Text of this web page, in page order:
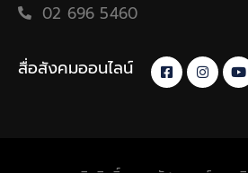
02 696 5460
สื่อสังคมออนไลน์